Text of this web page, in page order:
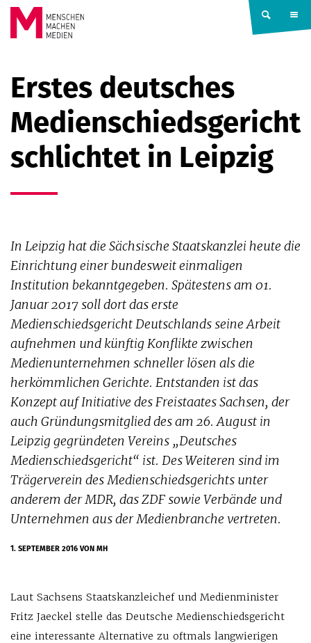
Springe zum Inhalt
MACHEN
MEDIEN
Erstes deutsches
Medienschiedsgericht
schlichtet in Leipzig
In Leipzig hat die Sächsische Staatskanzlei heute die
Einrichtung einer bundesweit einmaligen
Institution bekanntgegeben. Spätestens am 01.
Januar 2017 soll dort das erste
Medienschiedsgericht Deutschlands seine Arbeit
aufnehmen und künftig Konflikte zwischen
Medienunternehmen schneller lösen als die
herkömmlichen Gerichte. Entstanden ist das
Konzept auf Initiative des Freistaates Sachsen, der
auch Gründungsmitglied des am 26. August in
Leipzig gegründeten Vereins „Deutsches
Medienschiedsgericht“ ist. Des Weiteren sind im
Trägerverein des Medienschiedsgerichts unter
anderem der MDR, das ZDF sowie Verbände und
Unternehmen aus der Medienbranche vertreten.
1. SEPTEMBER 2016VON MH
Laut Sachsens Staatskanzleichef und Medienminister
Fritz Jaeckel stelle das Deutsche Medienschiedsgericht
eine interessante Alternative zu oftmals langwierigen